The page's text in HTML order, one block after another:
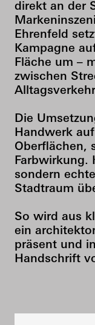
direkt an der
Ehrenfeld
Kampagne
Fläche um –
zwischen
Die
Handwerk
Oberflächen,
Farbwirkung.
sondern
Stadtraum
So wird aus
ein
präsent und
Handschrift